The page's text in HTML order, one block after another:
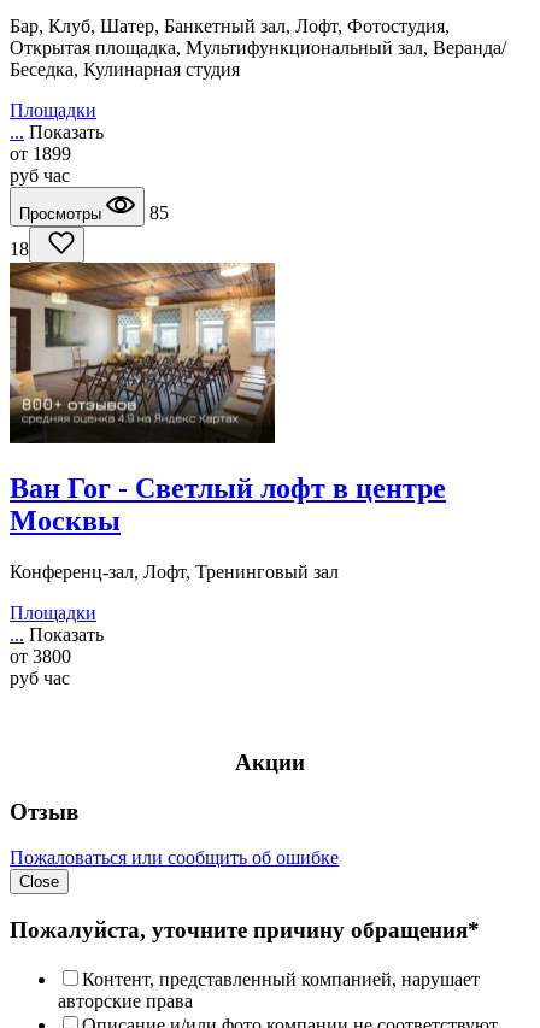
Бар, Клуб, Шатер, Банкетный зал, Лофт, Фотостудия,
Открытая площадка, Мультифункциональный зал, Веранда/
Беседка, Кулинарная студия
Площадки
... Показать
от 1899
руб час
Просмотры
85
18
Ван Гог - Светлый лофт в центре
Москвы
Конференц-зал, Лофт, Тренинговый зал
Площадки
... Показать
от 3800
руб час
Акции
Отзыв
Пожаловаться или сообщить об ошибке
Close
Пожалуйста, уточните причину обращения*
Контент, представленный компанией, нарушает
авторские права